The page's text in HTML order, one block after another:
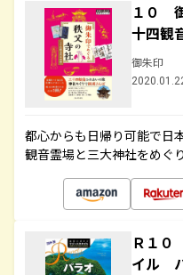
１０
十四観
御朱印
都心からも日帰り可能で日
観音霊場と三大神社をめぐ
Ｒ１
イル